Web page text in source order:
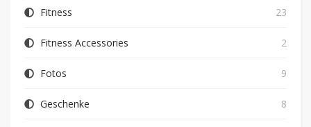
Fitness 23
Fitness Accessories 2
Fotos 9
Geschenke 8